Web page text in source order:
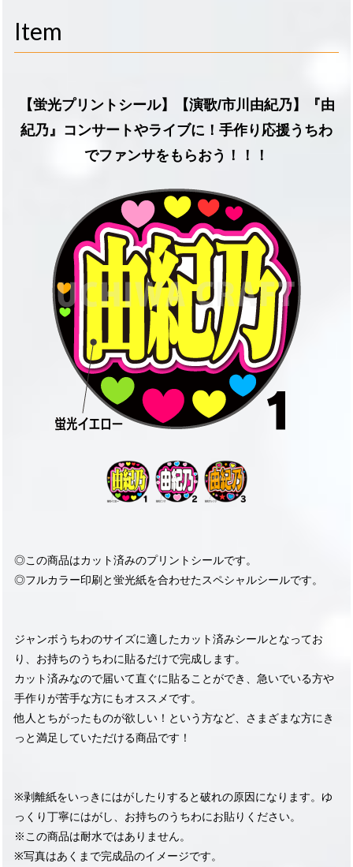
Item
【蛍光プリントシール】【演歌/市川由紀乃】『由
紀乃』コンサートやライブに！手作り応援うちわ
でファンサをもらおう！！！
◎この商品はカット済みのプリントシールです。
◎フルカラー印刷と蛍光紙を合わせたスペシャルシールです。
ジャンボうちわのサイズに適したカット済みシールとなってお
り、お持ちのうちわに貼るだけで完成します。
カット済みなので届いて直ぐに貼ることができ、急いでいる方や
手作りが苦手な方にもオススメです。
他人とちがったものが欲しい！という方など、さまざまな方にき
っと満足していただける商品です！
※剥離紙をいっきにはがしたりすると破れの原因になります。ゆ
っくり丁寧にはがし、お持ちのうちわにお貼りください。
※この商品は耐水ではありません。
※写真はあくまで完成品のイメージです。